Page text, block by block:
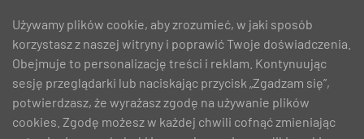
Używamy plików cookie, aby zrozumieć, w jaki sposób
korzystasz z naszej witryny i poprawić Twoje doświadczenia.
Obejmuje to personalizację treści i reklam. Kontynuując
sesję przeglądarki lub naciskając przycisk „Zgadzam się”,
potwierdzasz, że wyrażasz zgodę na używanie plików
cookies. Zgodę możesz w każdej chwili cofnąć zmieniając